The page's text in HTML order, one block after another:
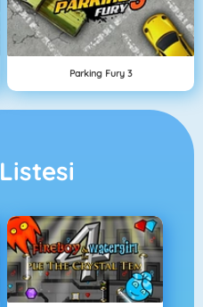
Parking Fury 3
Listesi